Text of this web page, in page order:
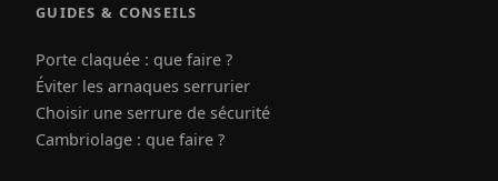
GUIDES & CONSEILS
Porte claquée : que faire ?
Éviter les arnaques serrurier
Choisir une serrure de sécurité
Cambriolage : que faire ?